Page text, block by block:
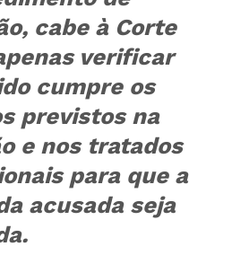
cabe à Corte
verificar
cumpre os
previstos na
e nos tratados
para que a
acusada seja